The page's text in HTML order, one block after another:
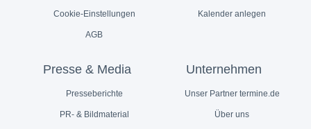
Cookie-Einstellungen
AGB
Kalender anlegen
Presse & Media
Presseberichte
PR- & Bildmaterial
Unternehmen
Unser Partner termine.de
Über uns